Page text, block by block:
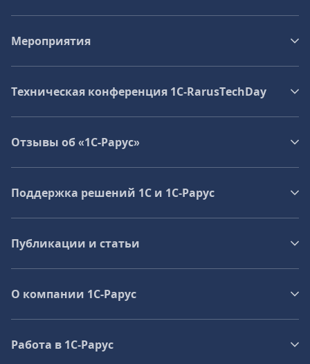
Мероприятия
Техническая конференция 1C‑RarusTechDay
Отзывы об «1С-Рарус»
Поддержка решений 1С и 1С‑Рарус
Публикации и статьи
О компании 1C-Рарус
Работа в 1С‑Рарус